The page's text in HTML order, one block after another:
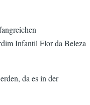
Infantil Flor da Beleza
da es in der